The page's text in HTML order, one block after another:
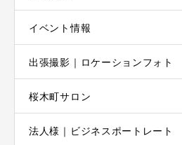
イベント情報
出張撮影｜ロケーションフォト
桜木町サロン
法人様｜ビジネスポートレート